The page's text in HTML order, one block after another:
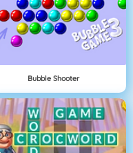
Bubble Shooter